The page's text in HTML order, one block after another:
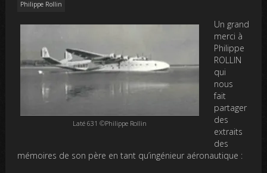
Philippe Rollin
Laté 631 ©Philippe Rollin
Un grand
merci à
Philippe
ROLLIN
qui
nous
fait
partager
des
extraits
des
mémoires de son père en tant qu’ingénieur aéronautique :